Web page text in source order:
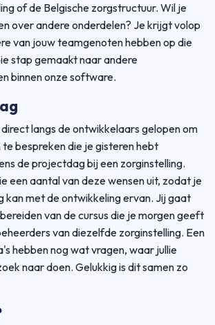
of de Belgische zorgstructuur. Wil je
over andere onderdelen? Je krijgt volop
van jouw teamgenoten hebben op die
stap gemaakt naar andere
binnen onze software.
langs de ontwikkelaars gelopen om
te bespreken die je gisteren hebt
de projectdag bij een zorginstelling.
een aantal van deze wensen uit, zodat je
kan met de ontwikkeling ervan. Jij gaat
van de cursus die je morgen geeft
van diezelfde zorginstelling. Een
hebben nog wat vragen, waar jullie
naar doen. Gelukkig is dit samen zo